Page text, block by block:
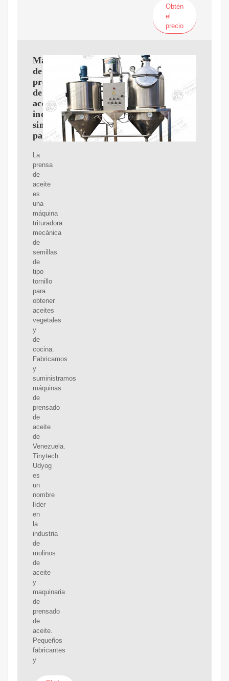
Obtén
el
precio
Máquina
de
prensado
de
aceite
industrial
simple
para
La
prensa
de
aceite
es
una
máquina
trituradora
mecánica
de
semillas
de
tipo
tornillo
para
obtener
aceites
vegetales
y
de
cocina.
Fabricamos
y
suministramos
máquinas
de
prensado
de
aceite
de
Venezuela.
Tinytech
Udyog
es
un
nombre
líder
en
la
industria
de
molinos
de
aceite
y
maquinaria
de
prensado
de
aceite.
Pequeños
fabricantes
y